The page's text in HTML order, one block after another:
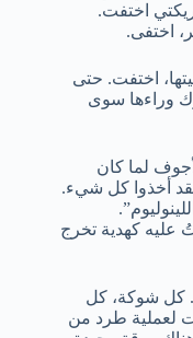
اختفت.
اختفى.
اختفت. حتى
وراءها سوى
لما كان
أخذوا كل شيء.
عليه كهدية تخرج
كل شوكة، كل
لعملية طرد من